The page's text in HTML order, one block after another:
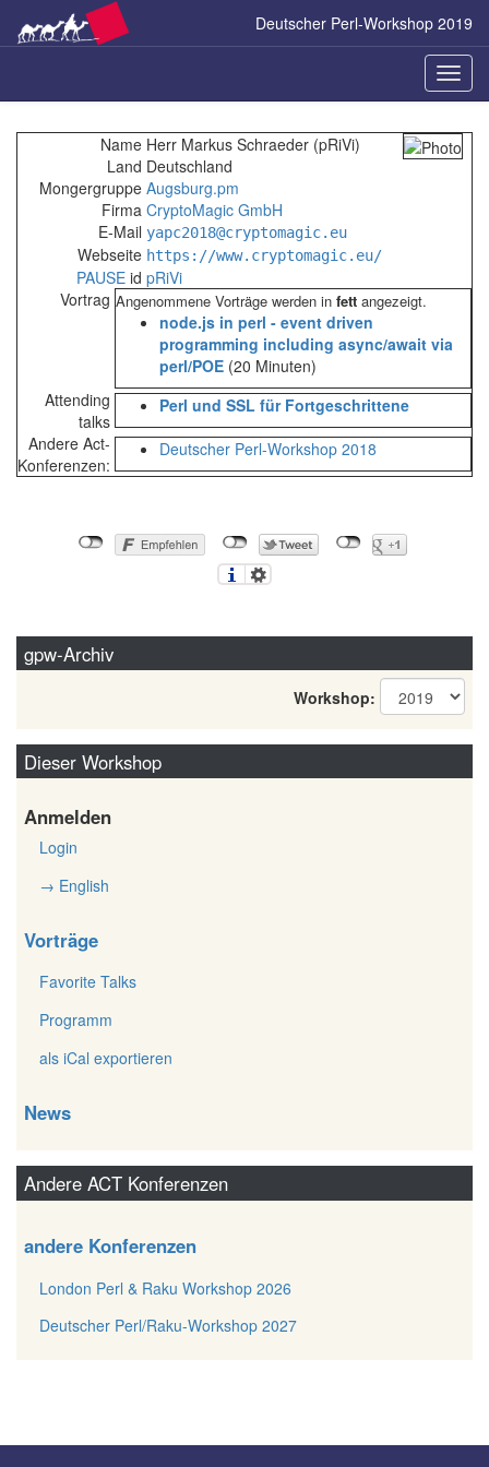
Inhalt
springen
Deutscher Perl-Workshop 2019
ein-/
Name Herr Markus Schraeder (‎pRiVi‎)
Land Deutschland
Mongergruppe Augsburg.pm
Firma CryptoMagic GmbH
E-Mail yapc2018@cryptomagic.eu
Webseite https://www.cryptomagic.eu/
PAUSEid pRiVi
Vortrag Angenommene Vorträge werden in fett angezeigt.
‎node.js in perl - event driven
programming including async/await via
perl/POE‎ (20 Minuten)
Attending
talks
‎Perl und SSL für Fortgeschrittene‎
Andere Act-
Konferenzen:
Deutscher Perl-Workshop 2018
gpw-Archiv
Workshop:
Dieser Workshop
Anmelden
Login
→ English
Vorträge
Favorite Talks
Programm
als iCal exportieren
News
Andere ACT Konferenzen
andere Konferenzen
London Perl & Raku Workshop 2026
Deutscher Perl/Raku-Workshop 2027